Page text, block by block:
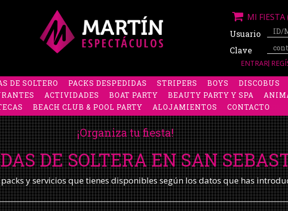
MI FIESTA
Usuario
Clave
ENTRAR|
DE SOLTERO PACKS DESPEDIDAS STRIPERS BOYS DISCOBUS
ACTIVIDADES BOAT PARTY BEAUTY PARTY Y SPA
BEACH CLUB & POOL PARTY ALOJAMIENTOS CONTACTO
¡Organiza tu fiesta!
DE SOLTERA EN SAN
y servicios que tienes disponibles según los datos que has